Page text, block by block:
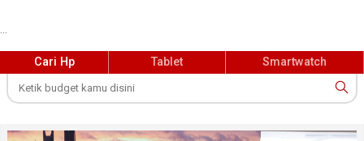
Memori internal / storage:64/128 GB
Memory eksternal:MicroSD, hingga 256 GB
USB : Ya, USB Type-C v2.0, USB host, USB On-The-Go
...
Cari Hp Tablet Smartwatch